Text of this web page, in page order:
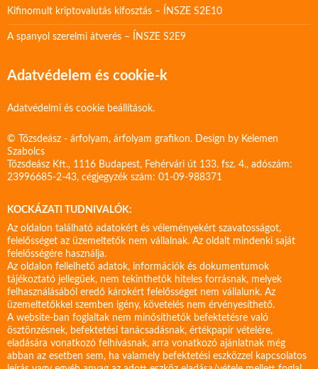
Kifinomult kriptovalutás kifosztás – ÍNSZE S2E10
A spanyol szerelmi átverés – ÍNSZE S2E9
Adatvédelem és cookie-k
Adatvédelmi és cookie beállítások.
© Tőzsdeász - árfolyam, árfolyam grafikon. Design by Kelemen
Szabolcs
Tőzsdeász Kft., 1116 Budapest, Fehérvári út 133. fsz. 4., adószám:
23996685-2-43, cégjegyzék szám: 01-09-988371
KOCKÁZATI TUDNIVALÓK:
Az oldalon található adatokért és véleményekért szavatosságot,
felelősséget az üzemeltetők nem vállalnak. Az oldalt mindenki saját
felelősségére használja.
Az oldalon fellelhető adatok, információk és dokumentumok
tájékoztató jellegűek, nem tekinthetők hiteles forrásnak, melyek
felhasználásából eredő károkért felelősséget nem vállalunk. Az
üzemeltetőkkel szemben igény, követelés nem érvényesíthető.
A website-ban foglaltak nem minősíthetők befektetésre való
ösztönzésnek, befektetési tanácsadásnak, értékpapír vételére,
eladására vonatkozó felhívásnak, arra vonatkozó ajánlatnak még
abban az esetben sem, ha valamely befektetési eszközzel kapcsolatos